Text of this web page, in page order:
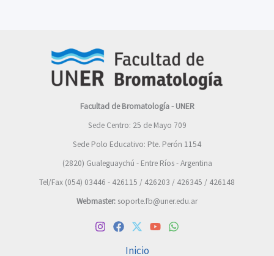
Facultad de Bromatología - UNER
Sede Centro: 25 de Mayo 709
Sede Polo Educativo: Pte. Perón 1154
(2820) Gualeguaychú - Entre Ríos - Argentina
Tel/Fax (054) 03446 - 426115 / 426203 / 426345 / 426148
Webmaster: soporte.fb@uner.edu.ar
Inicio